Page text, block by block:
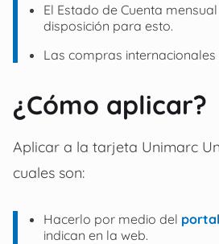
El Estado de Cuenta
disposición para esto.
Las compras
¿Cómo aplicar?
Aplicar a la tarjeta Unimarc
cuales son:
Hacerlo por medio del
indican en la web.